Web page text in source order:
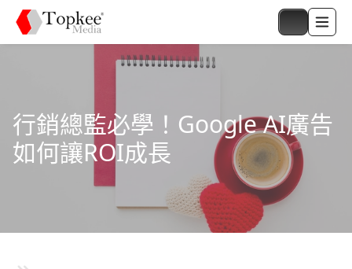
行銷總監必學！Google AI廣告
如何讓ROI成長